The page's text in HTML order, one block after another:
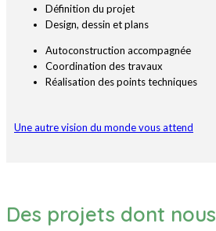
Définition du projet
Design, dessin et plans
Autoconstruction accompagnée
Coordination des travaux
Réalisation des points techniques
Une autre vision du monde vous attend
Des projets dont